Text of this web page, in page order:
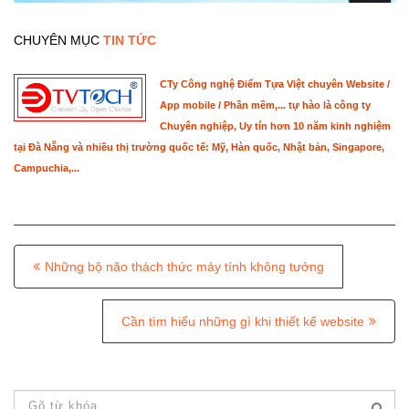
CHUYÊN MỤC TIN TỨC
CTy Công nghệ Điểm Tựa Việt chuyên Website /
App mobile / Phần mềm,... tự hào là công ty
Chuyên nghiệp, Uy tín hơn 10 năm kinh nghiệm
tại Đà Nẵng và nhiều thị trường quốc tế: Mỹ, Hàn quốc, Nhật bản, Singapore,
Campuchia,...
P
o
Những bộ não thách thức máy tính không tưởng
Cần tìm hiểu những gì khi thiết kế website